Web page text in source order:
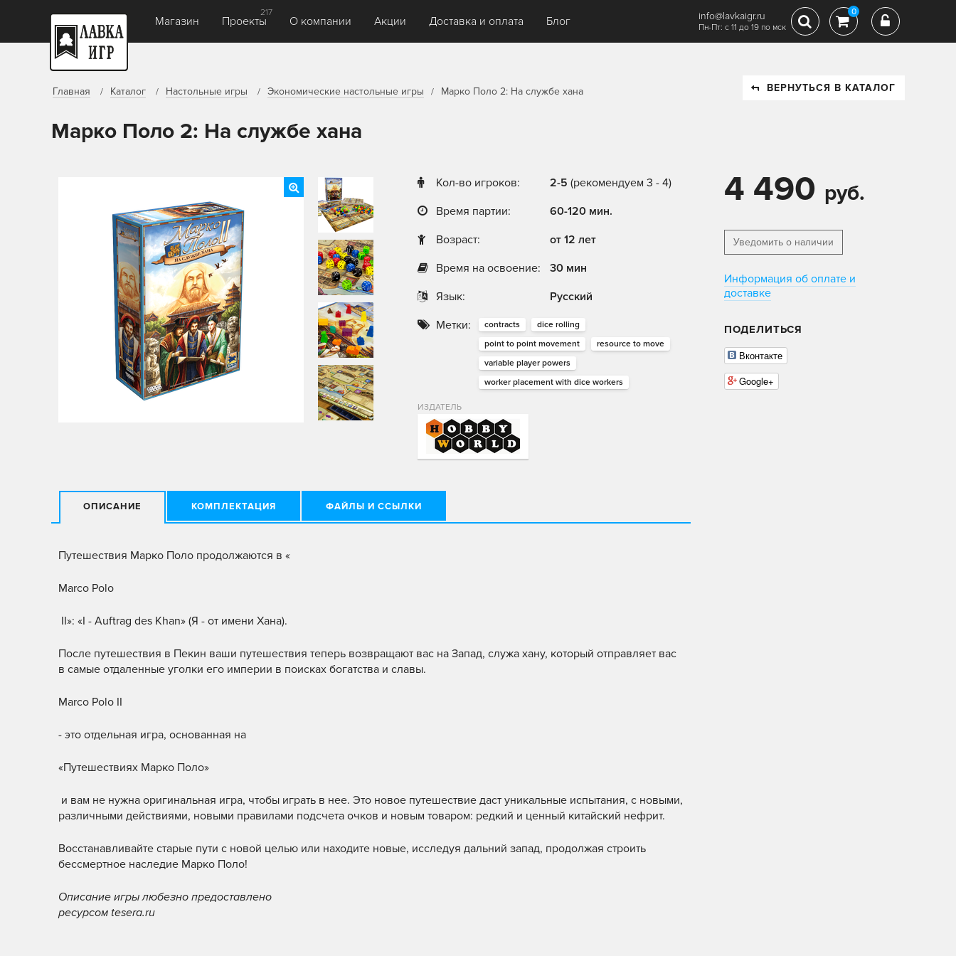
Магазин Проекты
217
О компании Акции Доставка и оплата Блог info@lavkaigr.ru
Пн-Пт: с 11 до 19 по мск
0
Главная Каталог Настольные игры Экономические настольные игры Марко Поло 2: На службе хана ВЕРНУТЬСЯ В КАТАЛОГ
Марко Поло 2: На службе хана
Кол-во игроков: 2-5 (рекомендуем 3 - 4)
Время партии:
60-120 мин.
Возраст:
от 12 лет
Время на освоение:
30 мин
Язык:
Русский
Метки:
contracts
dice rolling
point to point movement
resource to move
variable player powers
worker placement with dice workers
ИЗДАТЕЛЬ
ОПИСАНИЕ КОМПЛЕКТАЦИЯ ФАЙЛЫ И ССЫЛКИ
Путешествия Марко Поло продолжаются в «
Marco Polo
II»: «I - Auftrag des Khan» (Я - от имени Хана).
После путешествия в Пекин ваши путешествия теперь возвращают вас на Запад, служа хану, который отправляет вас
в самые отдаленные уголки его империи в поисках богатства и славы.
Marco Polo II
- это отдельная игра, основанная на
«Путешествиях Марко Поло»
и вам не нужна оригинальная игра, чтобы играть в нее. Это новое путешествие даст уникальные испытания, с новыми,
различными действиями, новыми правилами подсчета очков и новым товаром: редкий и ценный китайский нефрит.
Восстанавливайте старые пути с новой целью или находите новые, исследуя дальний запад, продолжая строить
бессмертное наследие Марко Поло!
Описание игры любезно предоставлено
ресурсом tesera.ru
4 490 руб.
Уведомить о наличии
Информация об оплате и
доставке
ПОДЕЛИТЬСЯ
Вконтакте
Google+